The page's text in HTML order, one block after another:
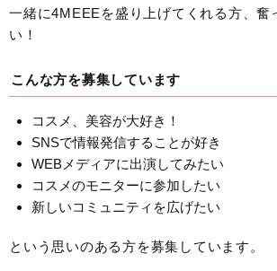
一緒に4MEEEを盛り上げてくれる方、奮
い！
こんな方を募集しています
コスメ、美容が大好き！
SNSで情報発信することが好き
WEBメディアに出演してみたい
コスメのモニターに参加したい
新しいコミュニティを広げたい
という思いのある方を募集しています。